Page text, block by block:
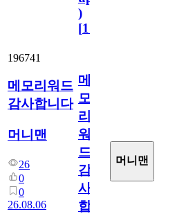
)
[110
196741
메모리워드
감사합니다
머니맨
26
0
0
26.08.06
메
모
리
워
드
감
사
합
머니맨